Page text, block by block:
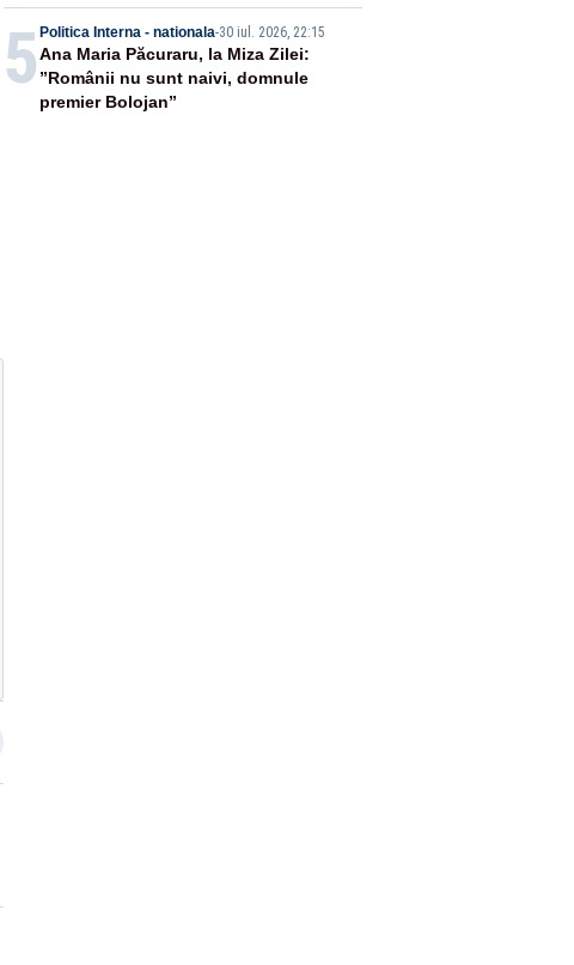
5 Politica Interna - nationala-30 iul. 2026, 22:15
Ana Maria Păcuraru, la Miza Zilei:
”Românii nu sunt naivi, domnule
premier Bolojan”